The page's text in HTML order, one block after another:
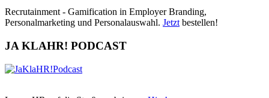
Recrutainment - Gamification in Employer Branding,
Personalmarketing und Personalauswahl. Jetzt bestellen!
JA KLAHR! PODCAST